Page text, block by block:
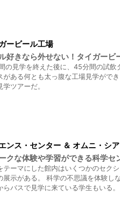
ービール工場
好きなら外せない！タイガービ
の見学を終えた後に、45分間の試飲
がある何とも太っ腹な工場見学がで
学ツアーだ。
ンス・センター ＆ オムニ・シ
クな体験や学習ができる科学セ
テーマにした館内はいくつかのセク
展示がある。 科学の不思議を体験し
らバスで見学に来ている学生もいる。